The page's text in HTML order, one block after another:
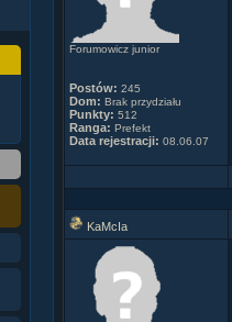
Forumowicz junior
Postów: 245
Dom: Brak przydziału
Punkty: 512
Ranga: Prefekt
Data rejestracji: 08.06.07
KaMcIa